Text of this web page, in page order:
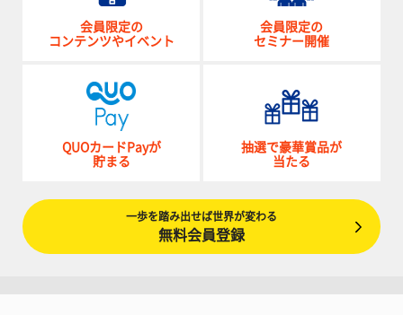
会員限定の
コンテンツやイベント
会員限定の
セミナー開催
QUOカードPayが
貯まる
抽選で豪華賞品が
当たる
一歩を踏み出せば世界が変わる
無料会員登録